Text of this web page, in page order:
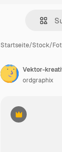
Startseite/Stock/
Premium
Vektor-
ordgraphix